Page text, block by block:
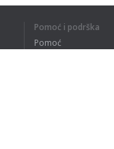
Pomoć i podrška
Pomoć